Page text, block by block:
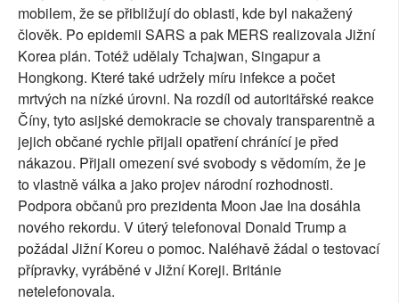
mobilem, že se přibližují do oblasti, kde byl nakažený
člověk. Po epidemii SARS a pak MERS realizovala Jižní
Korea plán. Totéž udělaly Tchajwan, Singapur a
Hongkong. Které také udržely míru infekce a počet
mrtvých na nízké úrovni. Na rozdíl od autoritářské reakce
Číny, tyto asijské demokracie se chovaly transparentně a
jejich občané rychle přijali opatření chránící je před
nákazou. Přijali omezení své svobody s vědomím, že je
to vlastně válka a jako projev národní rozhodnosti.
Podpora občanů pro prezidenta Moon Jae Ina dosáhla
nového rekordu. V úterý telefonoval Donald Trump a
požádal Jižní Koreu o pomoc. Naléhavě žádal o testovací
přípravky, vyráběné v Jižní Koreji. Británie
netelefonovala.